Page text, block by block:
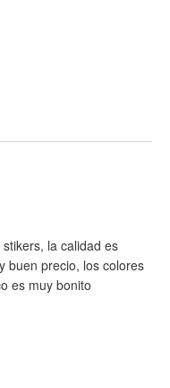
la calidad es
buen precio, los colores
es muy bonito